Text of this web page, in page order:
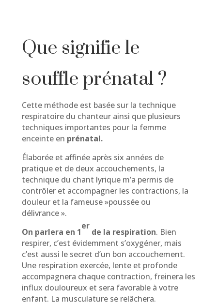
Que signifie le
souffle prénatal ?
Cette méthode est basée sur la technique
respiratoire du chanteur ainsi que plusieurs
techniques importantes pour la femme
enceinte en prénatal.
Élaborée et affinée après six années de
pratique et de deux accouchements, la
technique du chant lyrique m’a permis de
contrôler et accompagner les contractions, la
douleur et la fameuse »poussée ou
délivrance ».
On parlera en 1
er
de la respiration. Bien
respirer, c’est évidemment s’oxygéner, mais
c’est aussi le secret d’un bon accouchement.
Une respiration exercée, lente et profonde
accompagnera chaque contraction, freinera les
influx douloureux et sera favorable à votre
enfant. La musculature se relâchera.